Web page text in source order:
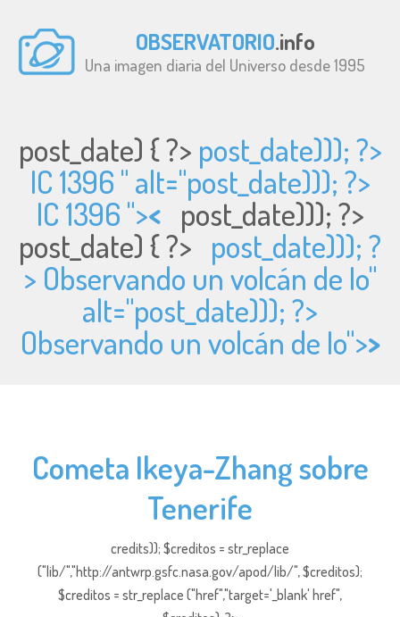
OBSERVATORIO.info
Una imagen diaria del Universo desde 1995
post_date) { ?> post_date))); ?>
IC 1396 " alt="post_date))); ?>
IC 1396 ">< post_date))); ?>
post_date) { ?> post_date))); ?
> Observando un volcán de Io"
alt="post_date))); ?>
Observando un volcán de Io">>
Cometa Ikeya-Zhang sobre
Tenerife
credits)); $creditos = str_replace
("lib/","http://antwrp.gsfc.nasa.gov/apod/lib/", $creditos);
$creditos = str_replace ("href","target='_blank' href",